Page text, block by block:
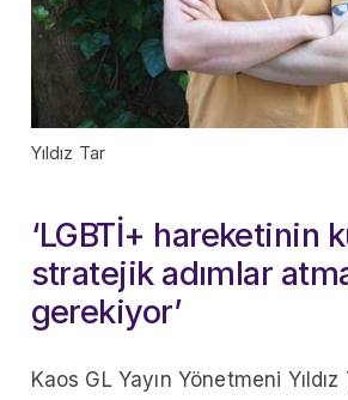
Yıldız Tar
‘LGBTİ+ hareketinin
stratejik adımlar
gerekiyor’
Kaos GL Yayın Yönetmeni Yıldız